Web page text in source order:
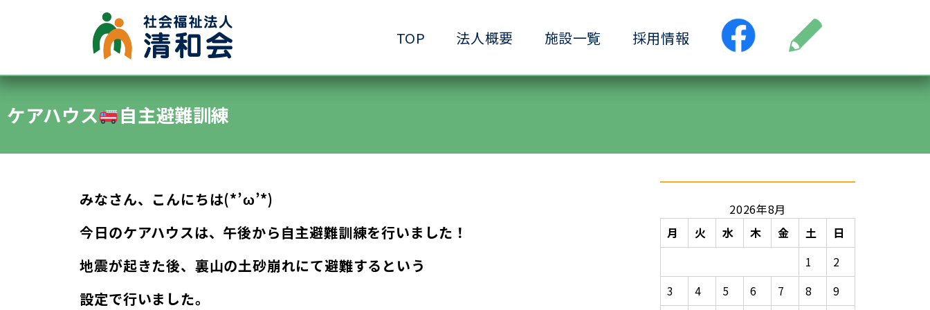
TOP 法人概要 施設一覧
●グループホーム ●小規模ケアハウス ●共生サービスホーム
●居宅介護支援事業所
●施設内保育所
●特別養護老人ホーム清水ヶ丘 ●ショートステイ清水ヶ丘 ●生活支援ホーム清水ヶ丘
●認知症デイサービス清水ヶ丘
採用情報
ケアハウス 自主避難訓練
みなさん、こんにちは(*’ω’*)
今日のケアハウスは、午後から自主避難訓練を行いました！
地震が起きた後、裏山の土砂崩れにて避難するという
設定で行いました。
2026年8月
月
火 水 木 金 土
日
1
2
3
4 5 6 7 8 9